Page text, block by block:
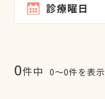
診療曜日
0件中 0〜0件を表示